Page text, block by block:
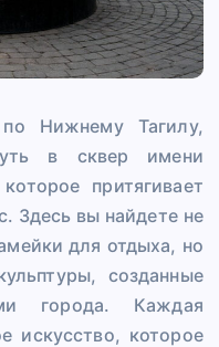
Нижнему Тагилу,
в сквер имени
притягивает
Здесь вы найдете не
для отдыха, но
созданные
города. Каждая
искусство, которое